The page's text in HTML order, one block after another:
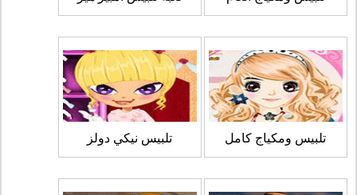
تلبيس ومكياج كامل تلبيس نيكي دولز